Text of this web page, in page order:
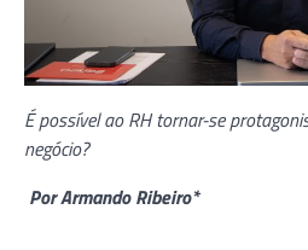
É possível ao RH tornar-se
negócio?
Por Armando Ribeiro*